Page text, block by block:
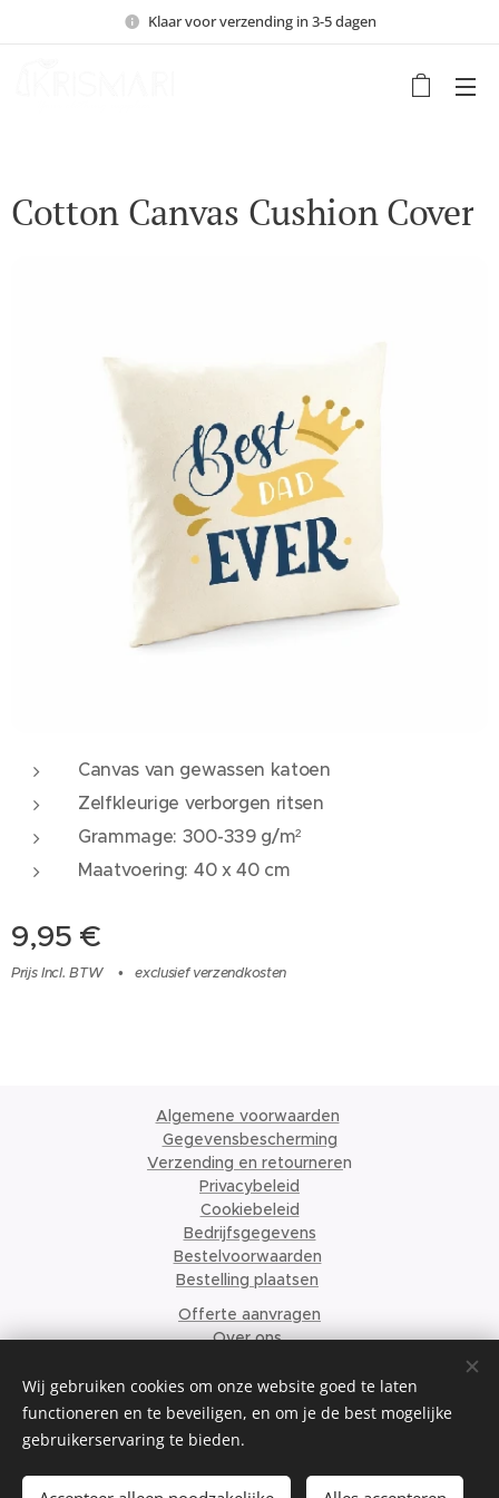
Klaar voor verzending in 3-5 dagen
Cotton Canvas Cushion Cover
Canvas van gewassen katoen
Zelfkleurige verborgen ritsen
Grammage: 300-339 g/m²
Maatvoering: 40 x 40 cm
9,95 €
Prijs Incl. BTW exclusief verzendkosten
Algemene voorwaarden
Gegevensbescherming
Verzending en retourneren
Privacybeleid
Cookiebeleid
Bedrijfsgegevens
Bestelvoorwaarden
Bestelling plaatsen
Offerte aanvragen
Over ons
Talen
Nederlands
English
Wij gebruiken cookies om onze website goed te laten
functioneren en te beveiligen, en om je de best mogelijke
gebruikerservaring te bieden.